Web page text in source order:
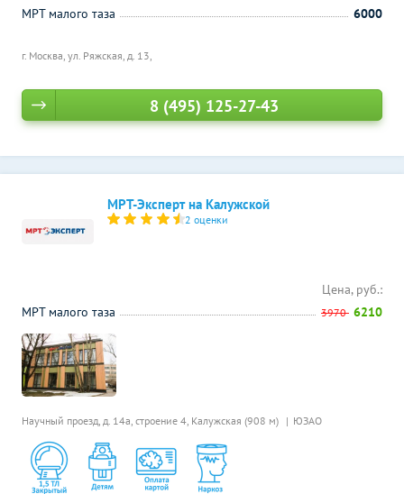
г. Москва, ул. Ряжская, д. 13,
МРТ малого таза
6000
8 (495) 125-27-43
МРТ-Эксперт на Калужской
2 оценки
Научный проезд, д. 14а, строение 4, Калужская (908 м) ЮЗАО
Цена, руб.:
МРТ малого таза
3970 6210